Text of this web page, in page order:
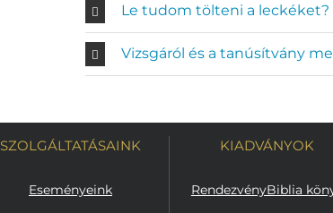
Le tudom tölteni a leckéket?
Vizsgáról és a tanúsítvány
SZOLGÁLTATÁSAINK
Eseményeink
KIADVÁNYOK
RendezvényBiblia